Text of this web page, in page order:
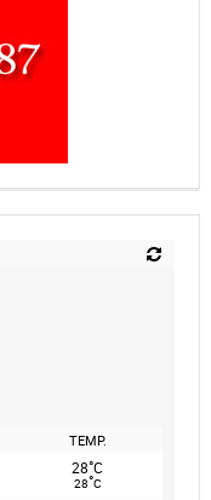
TEMP.
28°C
28°C